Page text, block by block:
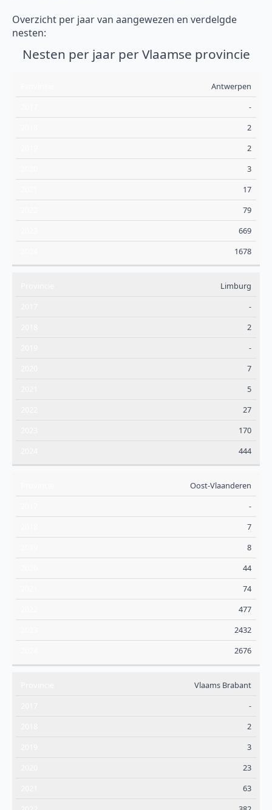
Overzicht per jaar van aangewezen en verdelgde
nesten:
Nesten per jaar per Vlaamse provincie
2021 2022
Antwerpen
-
2
2
3
17
79
669
1678
Limburg
-
2
-
7
5
27
170
444
Oost-Vlaanderen
-
7
8
44
74
477
2432
2676
Vlaams Brabant
-
2
3
23
63